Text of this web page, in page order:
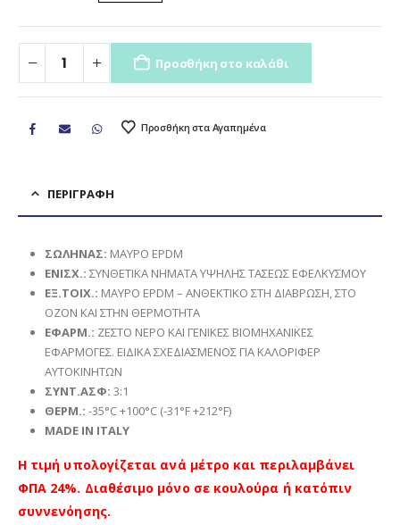
Προσθήκη στο καλάθι
Προσθήκη στα Αγαπημένα
ΠΕΡΙΓΡΑΦΉ
ΣΩΛΗΝΑΣ: ΜΑΥΡΟ EPDM
ΕΝΙΣΧ.: ΣΥΝΘΕΤΙΚΑ ΝΗΜΑΤΑ ΥΨΗΛΗΣ ΤΑΣΕΩΣ ΕΦΕΛΚΥΣΜΟΥ
ΕΞ.ΤΟΙΧ.: ΜΑΥΡΟ EPDM – ΑΝΘΕΚΤΙΚΟ ΣΤΗ ΔΙΑΒΡΩΣΗ, ΣΤΟ
ΟΖΟΝ ΚΑΙ ΣΤΗΝ ΘΕΡΜΟΤΗΤΑ
ΕΦΑΡΜ.: ΖΕΣΤΟ ΝΕΡΟ ΚΑΙ ΓΕΝΙΚΕΣ ΒΙΟΜΗΧΑΝΙΚΕΣ
ΕΦΑΡΜΟΓΕΣ. ΕΙΔΙΚΑ ΣΧΕΔΙΑΣΜΕΝΟΣ ΓΙΑ ΚΑΛΟΡΙΦΕΡ
ΑΥΤΟΚΙΝΗΤΩΝ
ΣΥΝΤ.ΑΣΦ: 3:1
ΘΕΡΜ.: -35°C +100°C (-31°F +212°F)
MADE IN ITALY
Η τιμή υπολογίζεται ανά μέτρο και περιλαμβάνει
ΦΠΑ 24%. Διαθέσιμο μόνο σε κουλούρα ή κατόπιν
συννενόησης.